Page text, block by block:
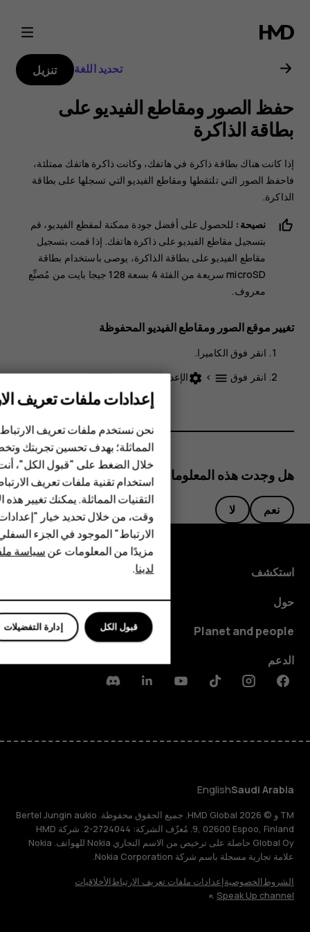
دليل
مستخدم
هاتف
Nokia
6.2
الهواتف المميزة
الأكسسوارات
HMD Terra M
HMD Watch
للأعمال
تحديد اللغة تنزيل
حفظ الصور ومقاطع الفيديو على
بطاقة الذاكرة
إذا كانت هناك بطاقة ذاكرة في هاتفك، وكانت ذاكرة هاتفك ممتلئة،
فاحفظ الصور التي تلتقطها ومقاطع الفيديو التي تسجلها على بطاقة
الذاكرة.
نصيحة: للحصول على أفضل جودة ممكنة لمقطع الفيديو، قم
بتسجيل مقاطع الفيديو على ذاكرة هاتفك. إذا قمت بتسجيل
مقاطع الفيديو على بطاقة الذاكرة، يوصى باستخدام بطاقة
microSD سريعة من الفئة 4 بسعة 128 جيجا بايت من مُصنِّع
معروف.
تغيير موقع الصور ومقاطع الفيديو المحفوظة
انقر فوق الكاميرا.
انقر فوق menu
>
settingsالإعدادات>تخزين البيانات.
هل وجدت هذه المعلومات مفيدة؟
نعم لا
استكشف
حول
Planet and people
الدعم
Facebook
Instagram
Tiktok
Youtube
Linkedin
Discord
Saudi Arabia
English
TM و © 2026 HMD Global. جميع الحقوق محفوظة. Bertel Jungin aukio
9, 02600 Espoo, Finland. مُعرِّف الشركة: 2724044-2. شركة HMD
Global Oy حاصلة على ترخيص من الاسم التجاري Nokia للهواتف. Nokia
علامة تجارية مسجلة باسم شركة Nokia Corporation.
الشروطالخصوصيةإعدادات ملفات تعريف الارتباطالأخلاقيات
Speak Up channel
إعدادات ملفات تعريف
نحن نستخدم ملفات تعريف
المماثلة؛ بهدف تحسين تجربتك
خلال الضغط على "قبول الكل"،
استخدام تقنية ملفات تعريف
التقنيات المماثلة. يمكنك تغيير
وقت، من خلال تحديد خيار
الارتباط" الموجود في الجزء
مزيدًا من المعلومات عنسياسة
لدينا.
إدارة التفضيلات قبول الكل